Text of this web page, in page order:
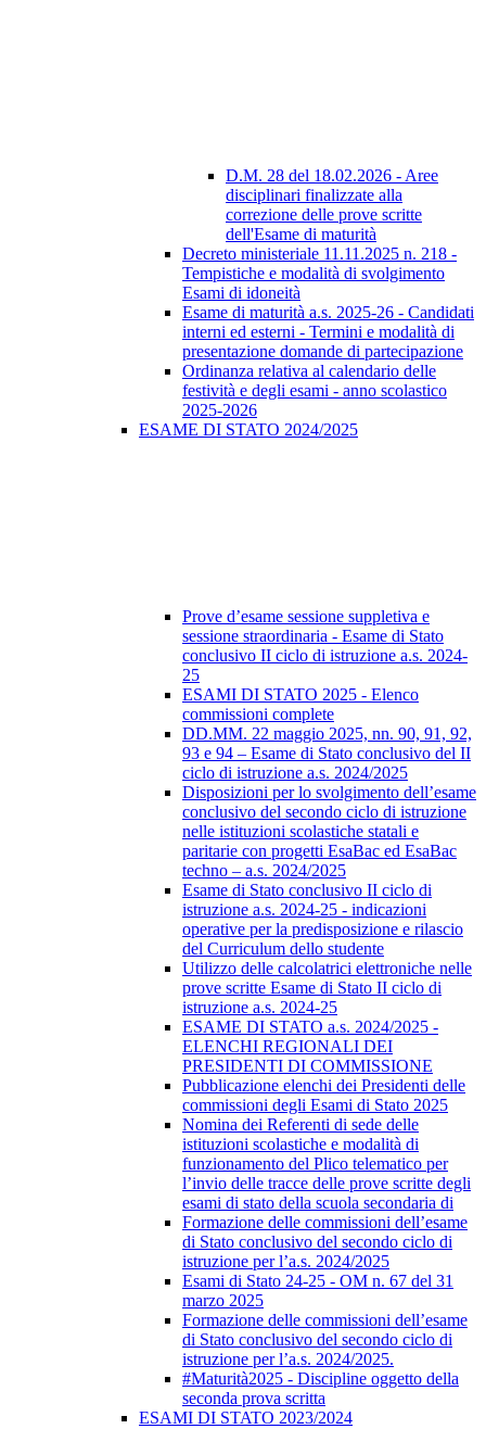
D.M. 28 del 18.02.2026 - Aree
disciplinari finalizzate alla
correzione delle prove scritte
dell'Esame di maturità
Decreto ministeriale 11.11.2025 n. 218 -
Tempistiche e modalità di svolgimento
Esami di idoneità
Esame di maturità a.s. 2025-26 - Candidati
interni ed esterni - Termini e modalità di
presentazione domande di partecipazione
Ordinanza relativa al calendario delle
festività e degli esami - anno scolastico
2025-2026
ESAME DI STATO 2024/2025
Prove d’esame sessione suppletiva e
sessione straordinaria - Esame di Stato
conclusivo II ciclo di istruzione a.s. 2024-
25
ESAMI DI STATO 2025 - Elenco
commissioni complete
DD.MM. 22 maggio 2025, nn. 90, 91, 92,
93 e 94 – Esame di Stato conclusivo del II
ciclo di istruzione a.s. 2024/2025
Disposizioni per lo svolgimento dell’esame
conclusivo del secondo ciclo di istruzione
nelle istituzioni scolastiche statali e
paritarie con progetti EsaBac ed EsaBac
techno – a.s. 2024/2025
Esame di Stato conclusivo II ciclo di
istruzione a.s. 2024-25 - indicazioni
operative per la predisposizione e rilascio
del Curriculum dello studente
Utilizzo delle calcolatrici elettroniche nelle
prove scritte Esame di Stato II ciclo di
istruzione a.s. 2024-25
ESAME DI STATO a.s. 2024/2025 -
ELENCHI REGIONALI DEI
PRESIDENTI DI COMMISSIONE
Pubblicazione elenchi dei Presidenti delle
commissioni degli Esami di Stato 2025
Nomina dei Referenti di sede delle
istituzioni scolastiche e modalità di
funzionamento del Plico telematico per
l’invio delle tracce delle prove scritte degli
esami di stato della scuola secondaria di
Formazione delle commissioni dell’esame
di Stato conclusivo del secondo ciclo di
istruzione per l’a.s. 2024/2025
Esami di Stato 24-25 - OM n. 67 del 31
marzo 2025
Formazione delle commissioni dell’esame
di Stato conclusivo del secondo ciclo di
istruzione per l’a.s. 2024/2025.
#Maturità2025 - Discipline oggetto della
seconda prova scritta
ESAMI DI STATO 2023/2024